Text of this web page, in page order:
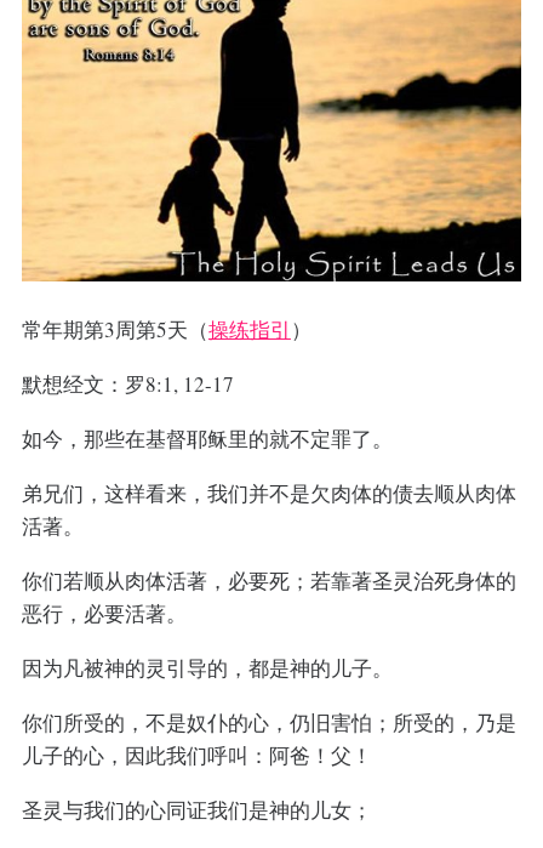
常年期第3周第5天（操练指引 ）
默想经文：罗8:1, 12-17
如今，那些在基督耶稣里的就不定罪了。
弟兄们，这样看来，我们并不是欠肉体的债去顺从肉体
活著。
你们若顺从肉体活著，必要死；若靠著圣灵治死身体的
恶行，必要活著。
因为凡被神的灵引导的，都是神的儿子。
你们所受的，不是奴仆的心，仍旧害怕；所受的，乃是
儿子的心，因此我们呼叫：阿爸！父！
圣灵与我们的心同证我们是神的儿女；